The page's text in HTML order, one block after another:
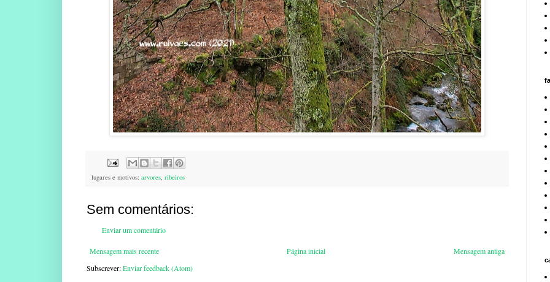
lugares e motivos: arvores, ribeiros
Sem comentários:
Enviar um comentário
Mensagem mais recente Mensagem antiga
Página inicial
Subscrever:Enviar feedback (Atom)